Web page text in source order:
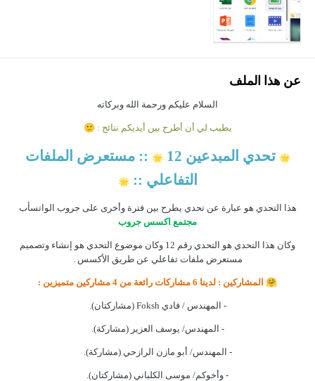
عن هذا الملف
السلام عليكم ورحمة الله وبركاته
يطيب لي أن أطرح بين أيديكم نتائج :🙂
🌟 تحدي المبدعين 12
🌟 :: مستعرض الملفات
التفاعلي ::🌟
هذا التحدي هو عبارة عن تحدي يطرح بين فترة وأخرى على جروب الواتسأب
مجتمع اكسس جروب
وكان هذا التحدي هو التحدي رقم 12 وكان موضوع التحدي هو إنشاء وتصميم
مستعرض ملفات تفاعلي عن طريق الأكسس .
🤗 المشاركين : لدينا 6 مشاركات رائعة من 4 مشاركين متميزين :
- المهندس / فادي Foksh (مشاركتان).
- المهندس/ يوسف العزير (مشاركة).
- المهندس/ أبو مازن الرازحي (مشاركة).
- وأخوكم/ موسى الكلباني (مشاركتان).